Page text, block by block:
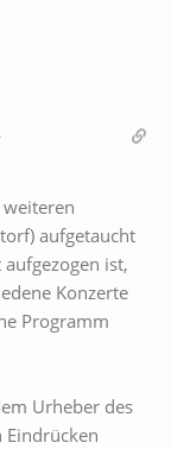
aufgetaucht
ist,
Konzerte
Programm
Urheber des
Eindrücken